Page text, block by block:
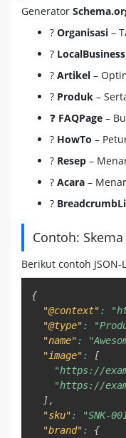
Generator
? Organisasi –
? LocalBusiness
? Artikel –
? Produk –
❓ FAQPage –
? HowTo –
? Resep –
? Acara –
?
Contoh:
Berikut contoh
{
"@context":
"@type":
"name":
"image":
[
"https://
"https://
],
"sku": "SNK-
"brand":
{